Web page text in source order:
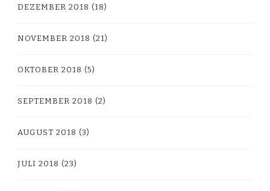
DEZEMBER 2018 (18)
NOVEMBER 2018 (21)
OKTOBER 2018 (5)
SEPTEMBER 2018 (2)
AUGUST 2018 (3)
JULI 2018 (23)